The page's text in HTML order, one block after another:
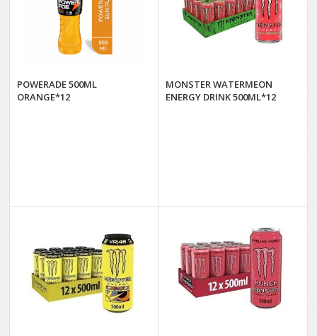
POWERADE 500ML
ORANGE*12
MONSTER WATERMEON
ENERGY DRINK 500ML*12